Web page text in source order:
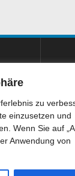
zu
einzusetzen und
Wenn Sie auf
Anwendung von
wie